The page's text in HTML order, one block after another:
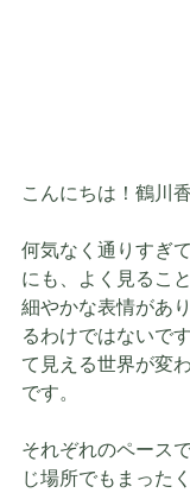
こんにちは！鶴川
何気なく通りすぎ
にも、よく見るこ
細やかな表情があ
るわけではないで
て見える世界が変
です。
それぞれのペース
じ場所でもまった